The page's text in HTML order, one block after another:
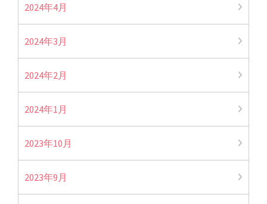
2024年4月
2024年3月
2024年2月
2024年1月
2023年10月
2023年9月